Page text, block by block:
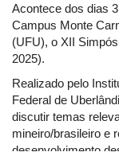
Acontece dos dias
Campus Monte
(UFU), o XII
2025).
Realizado pelo
Federal de
discutir temas
mineiro/brasileiro e